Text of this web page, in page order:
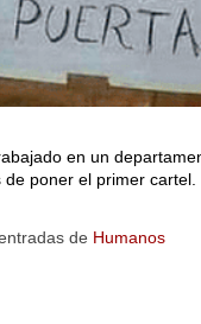
en un
poner el primer cartel.
de Humanos